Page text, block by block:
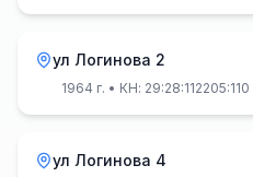
ул Логинова 2
1964 г. • КН: 29:28:112205:110
ул Логинова 4